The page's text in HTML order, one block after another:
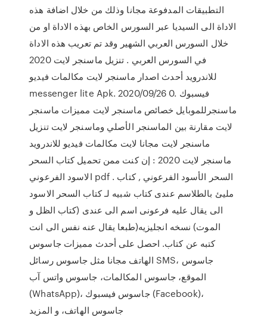
التطبيقات المدفوعة مجانا وذلك من خلال اضافة هذه
الاداة الى السيديا عبر السورس الخاص بهذه الاداة او من
خلال السورس العربي الشهير وقد تم تعريب هذه الاداة
في السورس العربي . تنزيل ماسنجر لايت 2020
للاندرويد أحدث اصدار ماسنجر لايت مكالمات فيديو
messenger lite Apk. 2020/09/26 0. فيسبوك
ماسنجرللموبايل خصائص ماسنجر لايت مميزات ماسنجر
لايت مقارنة بين الماسنجر الأصلي وماسنجر لايت تنزيل
ماسنجر لايت مجانا لايت مكالمات فيديو للاندرويد
ماسنجر لايت 2020 : إن كنت ممن تحميل كتاب السحر
الاسود الفرعوني pdf . السحر الأسود الفرعوني , كتاب
مليئ بالطلاسم عندى كتاب شبيه لـ كتاب السحر الاسود
الى يقال عليه فرعونى اسم الى عندى (كتاب الظل و
الموت) نسخه انجليزيه(طبعا يقال عنه نفس الى انت
كتبه عن كتاب. احصل على أحدث مميزات جاسوس
الهاتف مجانا مثل جاسوس رسائل SMS، جاسوس
الموقع، جاسوس المكالمات، جاسوس واتس آب
(WhatsApp)، جاسوس فيسبوك (Facebook)،
جاسوس الهاتف، و المزيد